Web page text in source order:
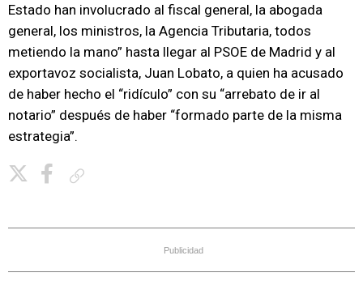
Estado han involucrado al fiscal general, la abogada
general, los ministros, la Agencia Tributaria, todos
metiendo la mano” hasta llegar al PSOE de Madrid y al
exportavoz socialista, Juan Lobato, a quien ha acusado
de haber hecho el “ridículo” con su “arrebato de ir al
notario” después de haber “formado parte de la misma
estrategia”.
Publicidad